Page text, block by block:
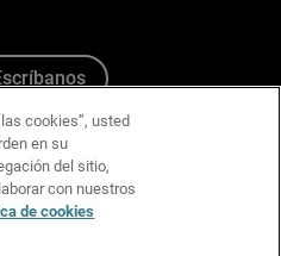
cookies”, usted
en su
del sitio,
con nuestros
de cookies